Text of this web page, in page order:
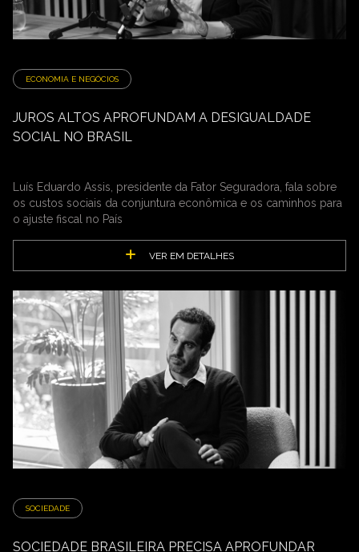
ECONOMIA E NEGÓCIOS
JUROS ALTOS APROFUNDAM A DESIGUALDADE
SOCIAL NO BRASIL
Luís Eduardo Assis, presidente da Fator Seguradora, fala sobre
os custos sociais da conjuntura econômica e os caminhos para
o ajuste fiscal no País
VER EM DETALHES
SOCIEDADE
SOCIEDADE BRASILEIRA PRECISA APROFUNDAR